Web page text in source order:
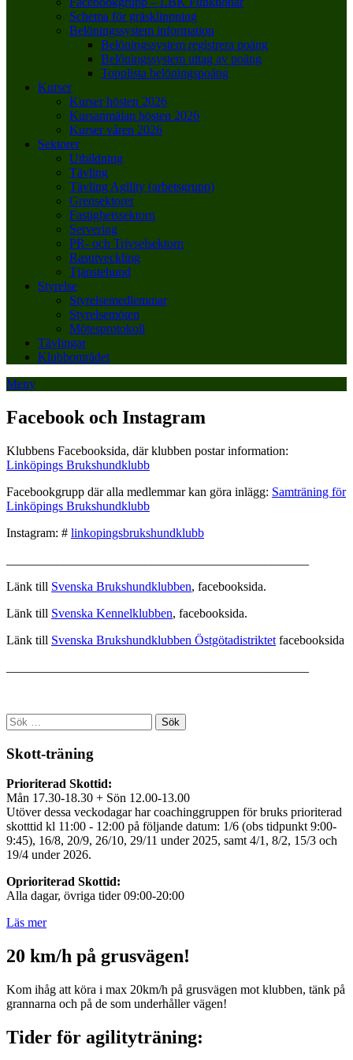
Schema för gräsklippning
Belöningssystem information
Belöningssystem registrera poäng
Belöningssystem uttag av poäng
Topplista belöningspoäng
Kurser
Kurser hösten 2026
Kursanmälan hösten 2026
Kurser våren 2026
Sektorer
Utbildning
Tävling
Tävling Agility (arbetsgrupp)
Grensektorer
Fastighetssektorn
Servering
PR- och Trivselsektorn
Rasutveckling
Tjänstehund
Styrelse
Styrelsemedlemmar
Styrelsemöten
Mötesprotokoll
Tävlingar
Klubbområdet
Meny
Facebook och Instagram
Klubbens Facebooksida, där klubben postar information:
Linköpings Brukshundklubb
Facebookgrupp där alla medlemmar kan göra inlägg: Samträning för
Linköpings Brukshundklubb
Instagram: # linkopingsbrukshundklubb
Länk till Svenska Brukshundklubben, facebooksida.
Länk till Svenska Kennelklubben, facebooksida.
Länk till Svenska Brukshundklubben Östgötadistriktet facebooksida
Sök
efter:
Skott-träning
Prioriterad Skottid:
Mån 17.30-18.30 + Sön 12.00-13.00
Utöver dessa veckodagar har coachinggruppen för bruks prioriterad
skotttid kl 11:00 - 12:00 på följande datum: 1/6 (obs tidpunkt 9:00-
9:45), 16/8, 20/9, 26/10, 29/11 under 2025, samt 4/1, 8/2, 15/3 och
19/4 under 2026.
Oprioriterad Skottid:
Alla dagar, övriga tider 09:00-20:00
Läs mer
20 km/h på grusvägen!
Kom ihåg att köra i max 20km/h på grusvägen mot klubben, tänk på
grannarna och på de som underhåller vägen!
Tider för agilityträning: